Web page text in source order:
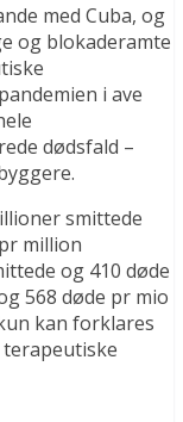
med Cuba, og
og blokaderamte
i ave
dødsfald –
smittede
million
og 410 døde
568 døde pr mio
kan forklares
terapeutiske